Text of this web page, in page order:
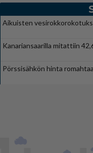
Aikuisten
Kanariansaarilla mitattiin
Pörssisähkön hinta